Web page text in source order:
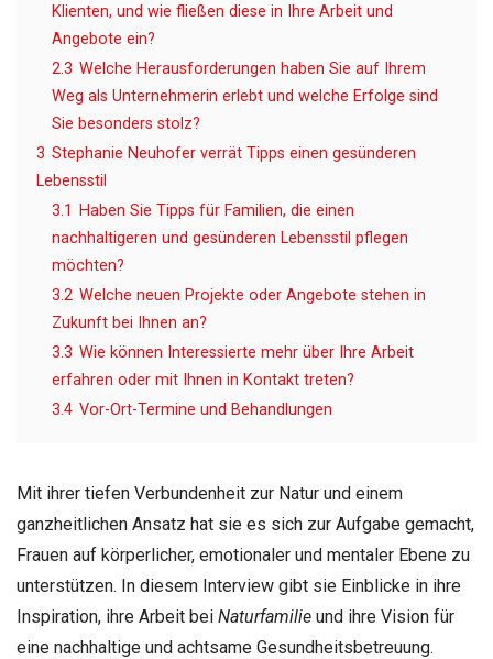
Klienten, und wie fließen diese in Ihre Arbeit und
Angebote ein?
2.3 Welche Herausforderungen haben Sie auf Ihrem
Weg als Unternehmerin erlebt und welche Erfolge sind
Sie besonders stolz?
3 Stephanie Neuhofer verrät Tipps einen gesünderen
Lebensstil
3.1
Haben Sie Tipps für Familien, die einen
nachhaltigeren und gesünderen Lebensstil pflegen
möchten?
3.2 Welche neuen Projekte oder Angebote stehen in
Zukunft bei Ihnen an?
3.3 Wie können Interessierte mehr über Ihre Arbeit
erfahren oder mit Ihnen in Kontakt treten?
3.4 Vor-Ort-Termine und Behandlungen
Mit ihrer tiefen Verbundenheit zur Natur und einem
ganzheitlichen Ansatz hat sie es sich zur Aufgabe gemacht,
Frauen auf körperlicher, emotionaler und mentaler Ebene zu
unterstützen. In diesem Interview gibt sie Einblicke in ihre
Inspiration, ihre Arbeit bei Naturfamilie und ihre Vision für
eine nachhaltige und achtsame Gesundheitsbetreuung.